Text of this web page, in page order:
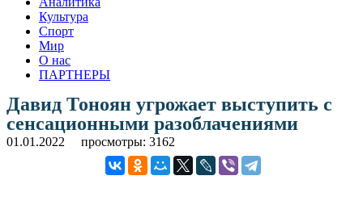
Культура
Спорт
Мир
О нас
ПАРТНЕРЫ
Давид Тоноян угрожает выступить с
сенсационными разоблачениями
01.01.2022 просмотры: 3162